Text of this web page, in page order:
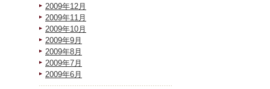
2009年12月
2009年11月
2009年10月
2009年9月
2009年8月
2009年7月
2009年6月